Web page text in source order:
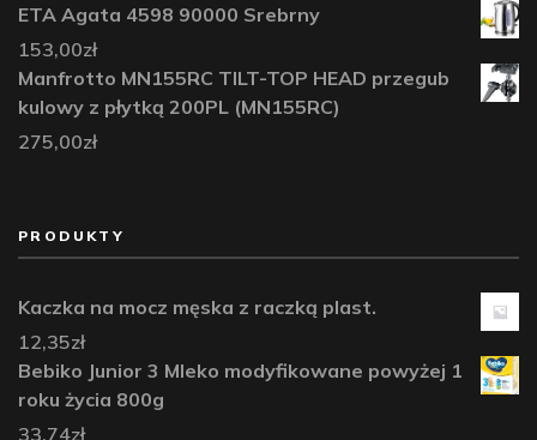
ETA Agata 4598 90000 Srebrny
153,00zł
Manfrotto MN155RC TILT-TOP HEAD przegub
kulowy z płytką 200PL (MN155RC)
275,00zł
PRODUKTY
Kaczka na mocz męska z raczką plast.
12,35zł
Bebiko Junior 3 Mleko modyfikowane powyżej 1
roku życia 800g
33,74zł